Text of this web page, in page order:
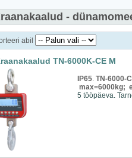
-
abil
TN-6000K-CE M
IP65. TN-6000-
max=6000kg;
5 tööpäeva.